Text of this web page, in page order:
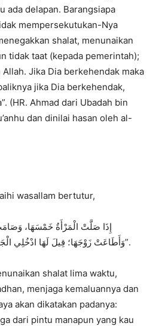
ada delapan. Barangsiapa
mempersekutukan-Nya
shalat, menunaikan
tidak taat (kepada pemerintah);
Jika Dia berkehendak maka
jika Dia berkehendak,
(HR. Ahmad dari Ubadah bin
dan dinilai hasan oleh al-
wasallam bertutur,
وَأَطَاعَتْ زَوْجَهَا؛ قِيلَ لَهَا ادْخُلِي الْجَنَّةَ مِنْ أَيِّ أَبْوَابِ الْجَنَّةِ شِئْتِ”.
shalat lima waktu,
menjaga kemaluannya dan
akan dikatakan padanya:
dari pintu manapun yang kau